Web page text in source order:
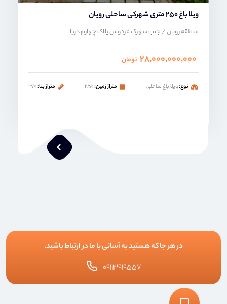
ویلا باغ 250 متری شهرکی ساحلی رویان
منطقه رویان / جنب شهرک فردوس پلاک چهارم دریا
۲۸,۰۰۰,۰۰۰,۰۰۰ تومان
نوع:ویلا باغ ساحلی متراژ زمین:۲۵۰ متراژ بنا:۲۷۰
در هر جا که هستید به آسانی با ما در ارتباط باشید.
۰۹۱۱۳۹۱۹۵۵۷